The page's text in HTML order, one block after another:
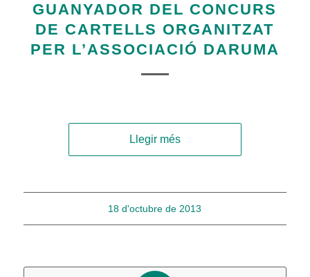
GUANYADOR DEL CONCURS
DE CARTELLS ORGANITZAT
PER L’ASSOCIACIÓ DARUMA
Llegir més
18 d'octubre de 2013